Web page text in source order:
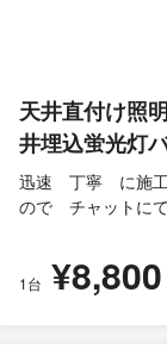
天井直付け照
井埋込蛍光灯
迅速 丁寧 に施工
ので チャットにて
1台 ¥8,800